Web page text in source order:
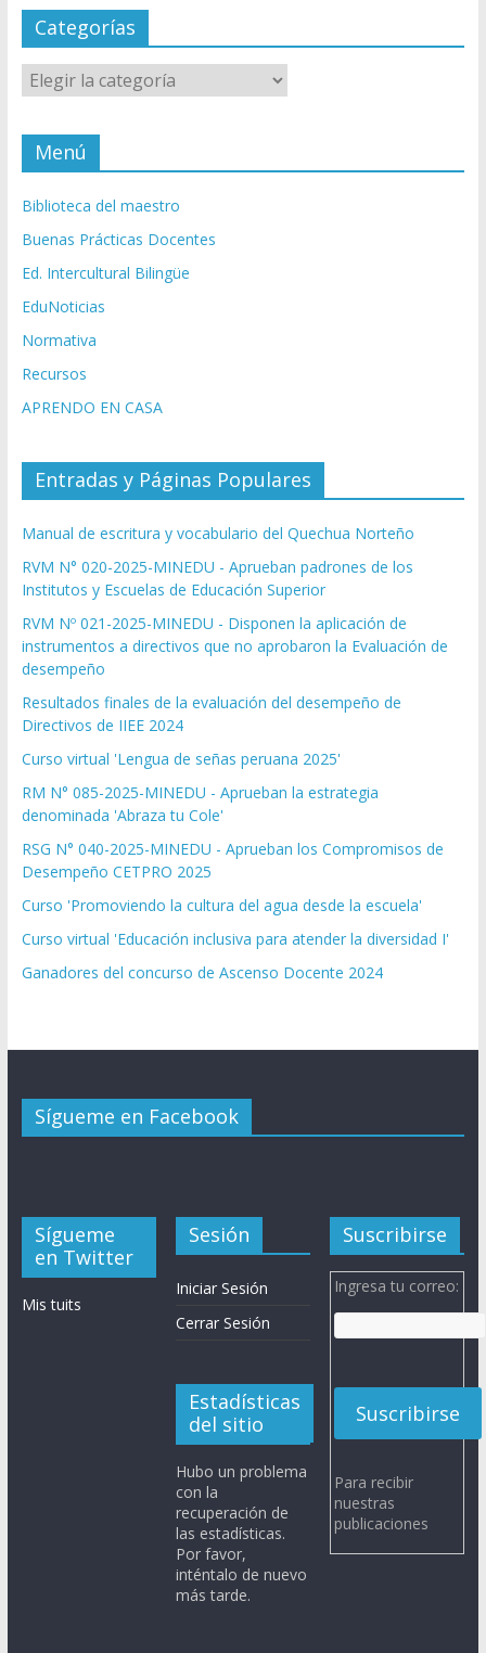
Categorías
Categorías
Menú
Biblioteca del maestro
Buenas Prácticas Docentes
Ed. Intercultural Bilingüe
EduNoticias
Normativa
Recursos
APRENDO EN CASA
Entradas y Páginas Populares
Manual de escritura y vocabulario del Quechua Norteño
RVM N° 020-2025-MINEDU - Aprueban padrones de los
Institutos y Escuelas de Educación Superior
RVM Nº 021-2025-MINEDU - Disponen la aplicación de
instrumentos a directivos que no aprobaron la Evaluación de
desempeño
Resultados finales de la evaluación del desempeño de
Directivos de IIEE 2024
Curso virtual 'Lengua de señas peruana 2025'
RM N° 085-2025-MINEDU - Aprueban la estrategia
denominada 'Abraza tu Cole'
RSG N° 040-2025-MINEDU - Aprueban los Compromisos de
Desempeño CETPRO 2025
Curso 'Promoviendo la cultura del agua desde la escuela'
Curso virtual 'Educación inclusiva para atender la diversidad I'
Ganadores del concurso de Ascenso Docente 2024
Sígueme en Facebook
Sígueme
en Twitter
Mis tuits
Sesión
Iniciar Sesión
Cerrar Sesión
Estadísticas
del sitio
Hubo un problema
con la
recuperación de
las estadísticas.
Por favor,
inténtalo de nuevo
más tarde.
Suscribirse
Ingresa tu correo:
Para recibir
nuestras
publicaciones